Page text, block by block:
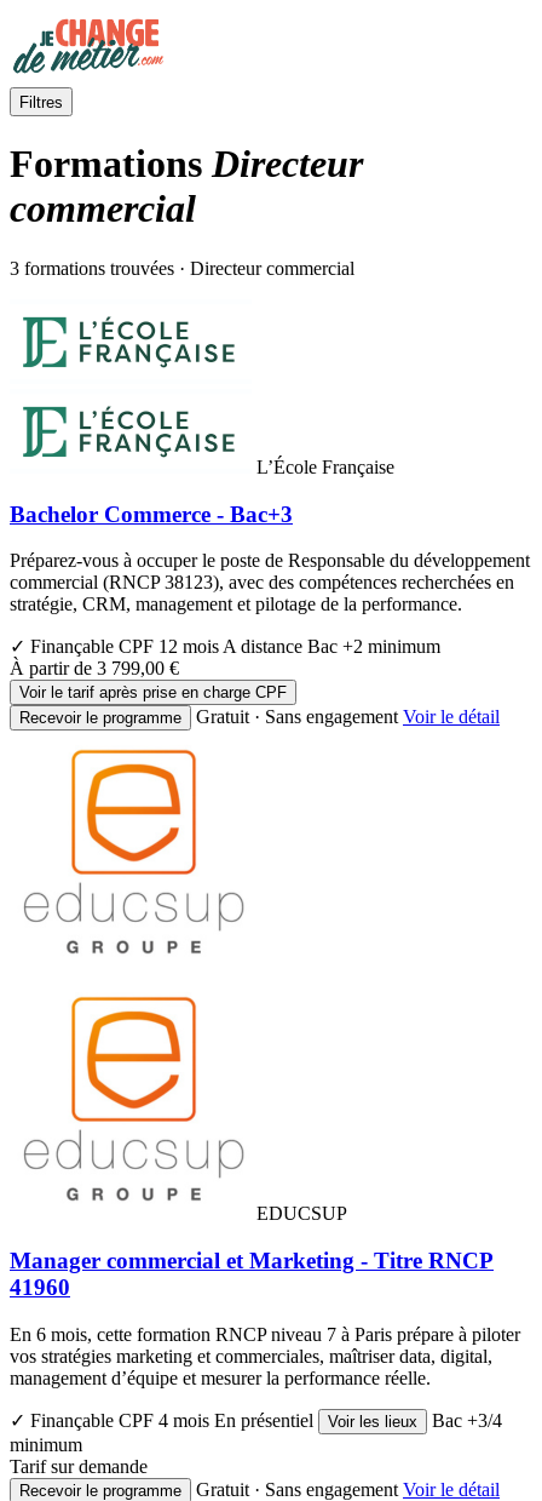
Filtres
FormationsDirecteur
commercial
3 formations trouvées · Directeur commercial
L’École Française
Bachelor Commerce - Bac+3
Préparez-vous à occuper le poste de Responsable du développement
commercial (RNCP 38123), avec des compétences recherchées en
stratégie, CRM, management et pilotage de la performance.
✓ Finançable CPF 12 mois A distance Bac +2 minimum
À partir de 3 799,00 €
Voir le tarif après prise en charge CPF
Recevoir le programme
Gratuit · Sans engagement Voir le détail
EDUCSUP
Manager commercial et Marketing - Titre RNCP
41960
En 6 mois, cette formation RNCP niveau 7 à Paris prépare à piloter
vos stratégies marketing et commerciales, maîtriser data, digital,
management d’équipe et mesurer la performance réelle.
✓ Finançable CPF 4 mois En présentiel Voir les lieux
Bac +3/4
minimum
Tarif sur demande
Recevoir le programme Gratuit · Sans engagement Voir le détail